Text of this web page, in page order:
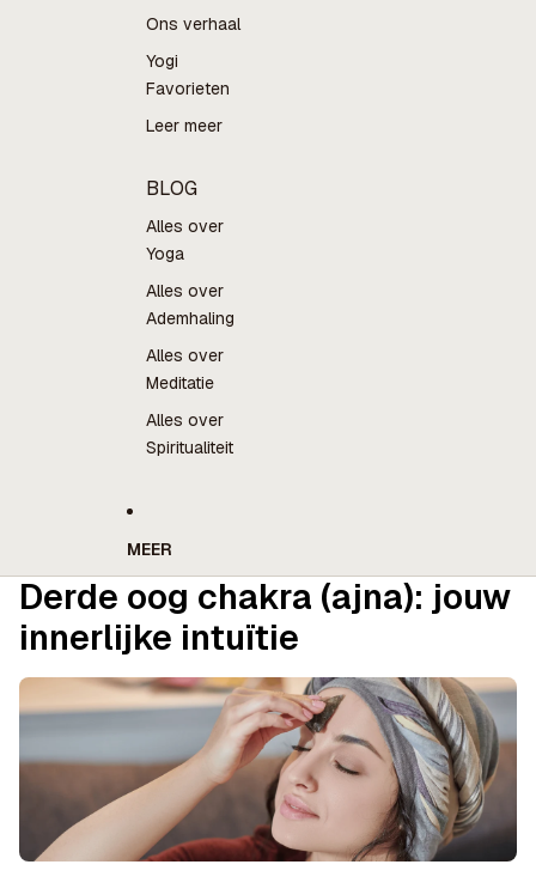
Ons verhaal
Yogi
Favorieten
Leer meer
BLOG
Alles over
Yoga
Alles over
Ademhaling
Alles over
Meditatie
Alles over
Spiritualiteit
MEER
Derde oog chakra (ajna): jouw
innerlijke intuïtie